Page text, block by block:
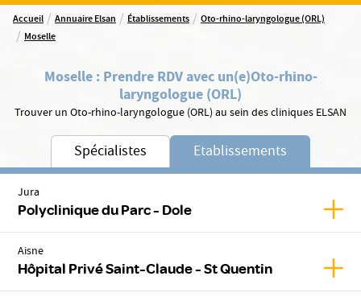
Accueil / Annuaire Elsan / Établissements / Oto-rhino-laryngologue (ORL)
/ Moselle
Moselle: Prendre RDV avec un(e)Oto-rhino-
laryngologue (ORL)
Trouver un Oto-rhino-laryngologue (ORL) au sein des cliniques ELSAN
Spécialistes Etablissements
Jura
Polyclinique du Parc - Dole
Aisne
Hôpital Privé Saint-Claude - St Quentin